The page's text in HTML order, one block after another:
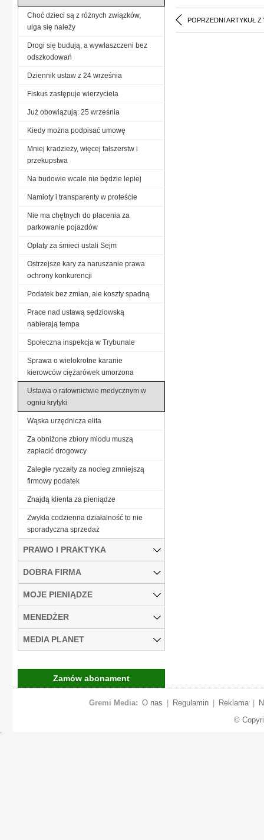
POPRZEDNI ARTYKUŁ Z
Choć dzieci są z różnych związków,
ulga się należy
Drogi się budują, a wywłaszczeni bez
odszkodowań
Dziennik ustaw z 24 września
Fiskus zastępuje wierzyciela
Już obowiązują: 25 września
Kiedy można podpisać umowę
Mniej kradzieży, więcej fałszerstw i
przekupstwa
Na budowie wcale nie będzie lepiej
Namioty i transparenty w proteście
Nie ma chętnych do płacenia za
parkowanie pojazdów
Opłaty za śmieci ustali Sejm
Ostrzejsze kary za naruszanie prawa
ochrony konkurencji
Podatek bez zmian, ale koszty spadną
Prace nad ustawą sędziowską
nabierają tempa
Społeczna inspekcja w Trybunale
Sprawa o wielokrotne karanie
kierowców ciężarówek umorzona
Ustawa o ratownictwie medycznym w
ogniu krytyki
Wąska urzędnicza elita
Za obniżone zbiory miodu muszą
zapłacić drogowcy
Zaległe ryczałty za nocleg zmniejszą
firmowy podatek
Znajdą klienta za pieniądze
Zwykła codzienna działalność to nie
sporadyczna sprzedaż
PRAWO I PRAKTYKA
DOBRA FIRMA
MOJE PIENIĄDZE
MENEDŻER
MEDIA PLANET
Zamów abonament
Gremi Media: O nas Regulamin Reklama
©